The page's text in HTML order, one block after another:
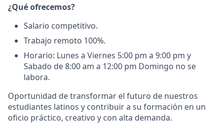
¿Qué ofrecemos?
Salario competitivo.
Trabajo remoto 100%.
Horario: Lunes a Viernes 5:00 pm a 9:00 pm y
Sabado de 8:00 am a 12:00 pm Domingo no se
labora.
Oportunidad de transformar el futuro de nuestros
estudiantes latinos y contribuir a su formación en un
oficio práctico, creativo y con alta demanda.